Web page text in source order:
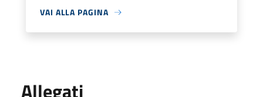
VAI ALLA PAGINA
Allegati